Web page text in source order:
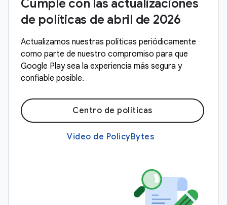
Cumple con las actualizaciones
de políticas de abril de 2026
Actualizamos nuestras políticas periódicamente
como parte de nuestro compromiso para que
Google Play sea la experiencia más segura y
confiable posible.
Centro de políticas
Video de PolicyBytes